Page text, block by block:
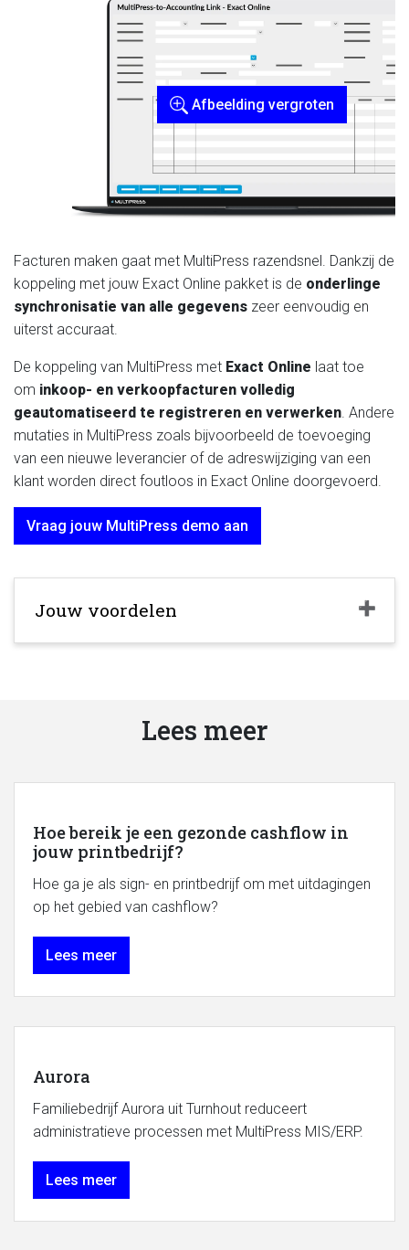
Facturen maken gaat met MultiPress razendsnel. Dankzij de
koppeling met jouw Exact Online pakket is de onderlinge
synchronisatie van alle gegevens zeer eenvoudig en
uiterst accuraat.
De koppeling van MultiPress met Exact Online laat toe
om inkoop- en verkoopfacturen volledig
geautomatiseerd te registreren en verwerken. Andere
mutaties in MultiPress zoals bijvoorbeeld de toevoeging
van een nieuwe leverancier of de adreswijziging van een
klant worden direct foutloos in Exact Online doorgevoerd.
Vraag jouw MultiPress demo aan
Jouw voordelen
Afbeelding vergroten
Lees meer
Hoe bereik je een gezonde cashflow in
jouw printbedrijf?
Hoe ga je als sign- en printbedrijf om met uitdagingen
op het gebied van cashflow?
Lees meer
Aurora
Familiebedrijf Aurora uit Turnhout reduceert
administratieve processen met MultiPress MIS/ERP.
Lees meer